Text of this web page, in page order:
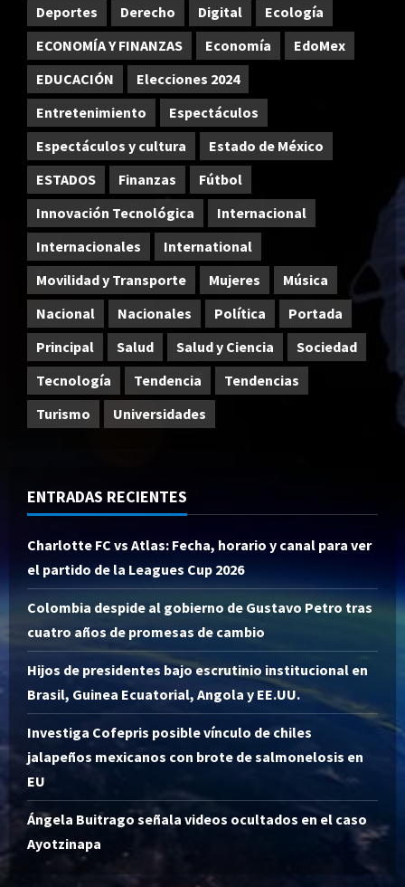
Deportes
Derecho Digital
Ecología
ECONOMÍA Y FINANZAS
Economía
EdoMex
EDUCACIÓN
Elecciones 2024
Entretenimiento
Espectáculos
Espectáculos y cultura
Estado de México
ESTADOS
Finanzas
Fútbol
Innovación Tecnológica
Internacional
Internacionales
International
Movilidad y Transporte
Mujeres
Música
Nacional
Nacionales Política
Portada
Principal
Salud Salud y Ciencia
Sociedad
Tecnología
Tendencia
Tendencias
Turismo
Universidades
ENTRADAS RECIENTES
Charlotte FC vs Atlas: Fecha, horario y canal para ver
el partido de la Leagues Cup 2026
Colombia despide al gobierno de Gustavo Petro tras
cuatro años de promesas de cambio
Hijos de presidentes bajo escrutinio institucional en
Brasil, Guinea Ecuatorial, Angola y EE.UU.
Investiga Cofepris posible vínculo de chiles
jalapeños mexicanos con brote de salmonelosis en
EU
Ángela Buitrago señala videos ocultados en el caso
Ayotzinapa